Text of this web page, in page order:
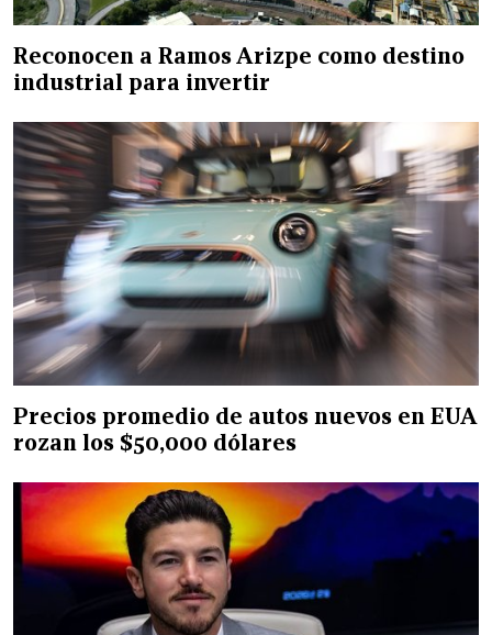
Reconocen a Ramos Arizpe como destino
industrial para invertir
Precios promedio de autos nuevos en EUA
rozan los $50,000 dólares